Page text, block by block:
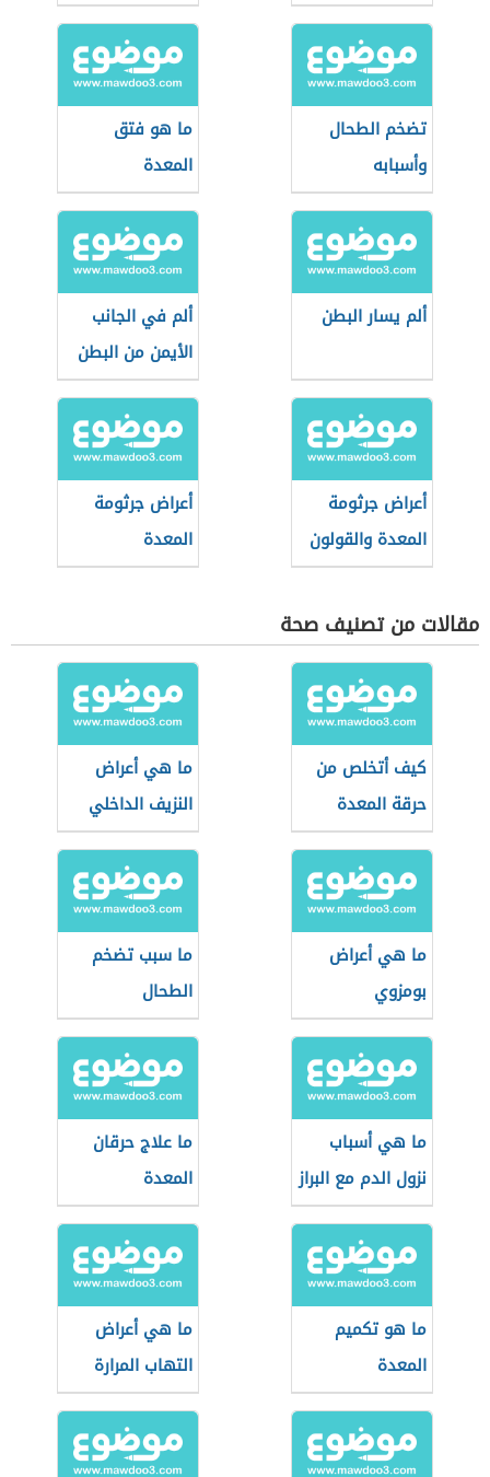
تضخم الطحال
وأسبابه
ما هو فتق
المعدة
ألم يسار البطن
ألم في الجانب
الأيمن من البطن
أعراض جرثومة
المعدة والقولون
أعراض جرثومة
المعدة
مقالات من تصنيف صحة
كيف أتخلص من
حرقة المعدة
ما هي أعراض
النزيف الداخلي
ما هي أعراض
بومزوي
ما سبب تضخم
الطحال
ما هي أسباب
نزول الدم مع البراز
ما علاج حرقان
المعدة
ما هو تكميم
المعدة
ما هي أعراض
التهاب المرارة